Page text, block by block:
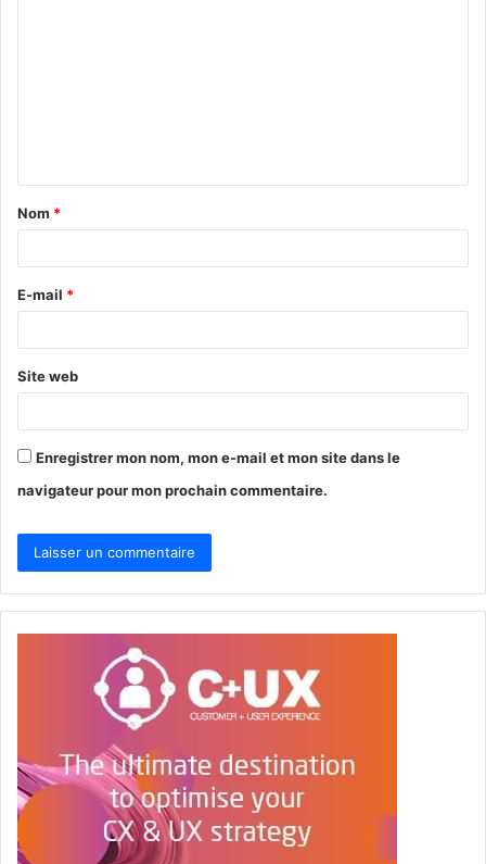
t
a
e
*
Nom *
E-mail *
Site web
Enregistrer mon nom, mon e-mail et mon site dans le
navigateur pour mon prochain commentaire.